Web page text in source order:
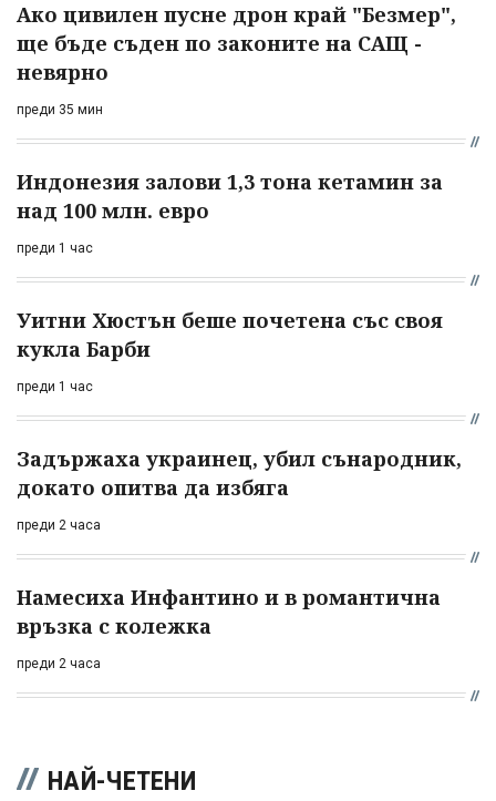
Ако цивилен пусне дрон край "Безмер",
ще бъде съден по законите на САЩ -
невярно
преди 35 мин
Индонезия залови 1,3 тона кетамин за
над 100 млн. евро
преди 1 час
Уитни Хюстън беше почетена със своя
кукла Барби
преди 1 час
Задържаха украинец, убил сънародник,
докато опитва да избяга
преди 2 часа
Намесиха Инфантино и в романтична
връзка с колежка
преди 2 часа
НАЙ-ЧЕТЕНИ